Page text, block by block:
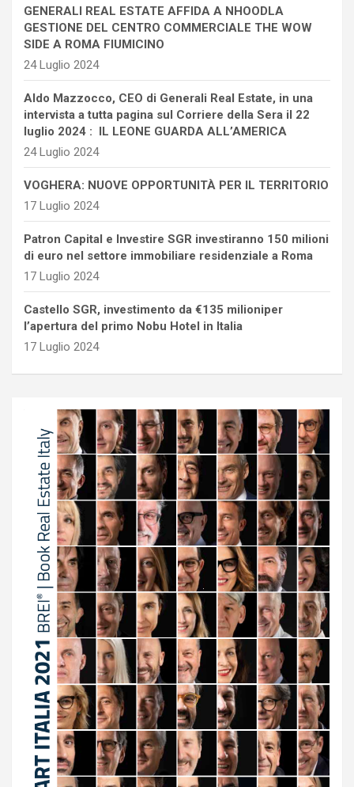
GENERALI REAL ESTATE AFFIDA A NHOODLA
GESTIONE DEL CENTRO COMMERCIALE THE WOW
SIDE A ROMA FIUMICINO
24 Luglio 2024
Aldo Mazzocco, CEO di Generali Real Estate, in una
intervista a tutta pagina sul Corriere della Sera il 22
luglio 2024 : IL LEONE GUARDA ALL’AMERICA
24 Luglio 2024
VOGHERA: NUOVE OPPORTUNITÀ PER IL TERRITORIO
17 Luglio 2024
Patron Capital e Investire SGR investiranno 150 milioni
di euro nel settore immobiliare residenziale a Roma
17 Luglio 2024
Castello SGR, investimento da €135 milioniper
l’apertura del primo Nobu Hotel in Italia
17 Luglio 2024